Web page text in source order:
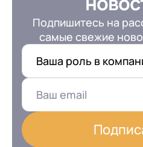
Подпишитесь на
самые свежие
Ваша роль в
1С:CRM
Лицензии 1С
Сервисы 1С
1С-ЭДО